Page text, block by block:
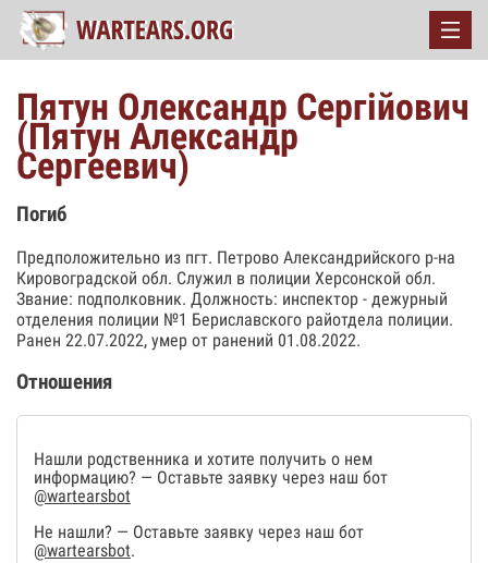
Пятун Олександр Сергійович
(Пятун Александр
Сергеевич)
Погиб
Предположительно из пгт. Петрово Александрийского р-на
Кировоградской обл. Служил в полиции Херсонской обл.
Звание: подполковник. Должность: инспектор - дежурный
отделения полиции №1 Бериславского райотдела полиции.
Ранен 22.07.2022, умер от ранений 01.08.2022.
Отношения
Нашли родственника и хотите получить о нем
информацию? — Оставьте заявку через наш бот
@wartearsbot
Не нашли? — Оставьте заявку через наш бот
@wartearsbot.